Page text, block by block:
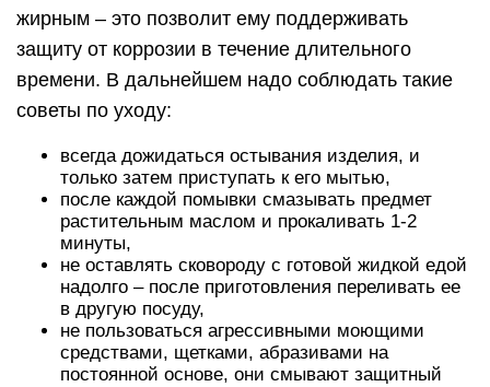
жирным – это позволит ему поддерживать
защиту от коррозии в течение длительного
времени. В дальнейшем надо соблюдать такие
советы по уходу:
всегда дожидаться остывания изделия, и
только затем приступать к его мытью,
после каждой помывки смазывать предмет
растительным маслом и прокаливать 1-2
минуты,
не оставлять сковороду с готовой жидкой едой
надолго – после приготовления переливать ее
в другую посуду,
не пользоваться агрессивными моющими
средствами, щетками, абразивами на
постоянной основе, они смывают защитный